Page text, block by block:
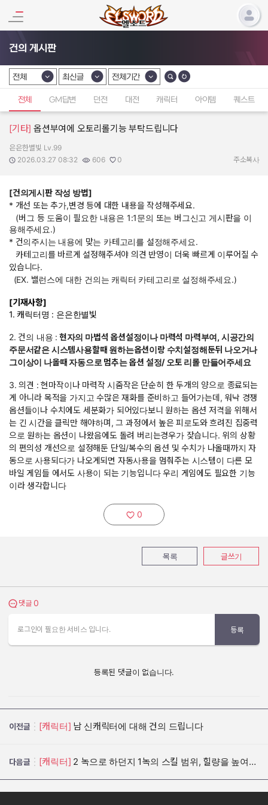
건의 게시판
카테고리 선택
전체
카테고리 선택
최신글
카테고리 선택
전체기간
전체 GM답변 던전 대전 캐릭터 아이템 퀘스트
[기타] 옵션부여에 오토리롤기능 부탁드립니다
작성자:
은은한별빛 Lv.99
작성일:
2026.03.27 08:32
조회수:
606
추천수:
0 주소복사
[건의게시판 작성 방법]
* 개선 또는 추가,변경 등에 대한 내용을 작성해주세요.
(버그 등 도움이 필요한 내용은 1:1문의 또는 버그신고 게시판을 이
용해주세요.)
* 건의주시는 내용에 맞는 카테고리를 설정해주세요.
카테고리를 바르게 설정해주셔야 의견 반영이 더욱 빠르게 이루어질 수
있습니다.
(EX. 밸런스에 대한 건의는 캐릭터 카테고리로 설정해주세요.)
[기재사항]
1. 캐릭터명 : 은은한별빛
2. 건의 내용 : 현자의 마법석 옵션설정이나 마력석 마력부여, 시공간의
주문서같은 시스템사용할때 원하는옵션이랑 수치설정해둔뒤 나오거나
그이상이 나올때 자동으로 멈추는 옵션 설정/ 오토 리롤 만들어주세요
3. 의견 : 현마작이나 마력작 시줌작은 단순히 한 두개의 양으로 종료되는
게 아니라 목적을 가지고 수많은 재화를 준비하고 들어가는데, 워낙 경쟁
옵션들이나 수치에도 세분화가 되어있다보니 원하는 옵션 저격을 위해서
는 긴 시간을 클릭만 해야하며, 그 과정에서 높은 피로도와 흐려진 집중력
으로 원하는 옵션이 나왔음에도 돌려 버리는경우가 잦습니다. 위의 상황
의 편의성 개선으로 설정해둔 단일/복수의 옵션 및 수치가 나올때까지 자
동으로 사용되다가 나오게되면 자동사용을 멈춰주는 시스템이 다른 모
바일 게임들 에서도 사용이 되는 기능입니다 우리 게임에도 필요한 기능
이라 생각합니다
추천하기:
0
목록 글쓰기
댓글 보기
댓글 0
로그인이 필요한 서비스 입니다. 등록
등록된 댓글이 없습니다.
이전글 [캐릭터] 남 신캐릭터에 대해 건의 드립니다
다음글 [캐릭터] 2 녹으로 하던지 1녹의 스킬 범위, 힐량을 높여주세요